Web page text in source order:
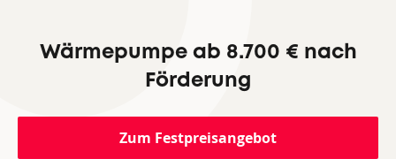
Wärmepumpe ab 8.700 € nach
Förderung
Zum Festpreisangebot